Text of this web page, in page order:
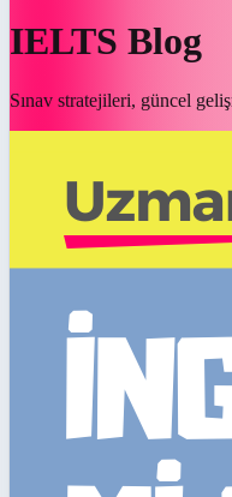
IELTS Blog
Sınav stratejileri, güncel